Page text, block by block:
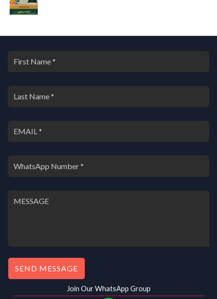
SEND MESSAGE
Join Our WhatsApp Group